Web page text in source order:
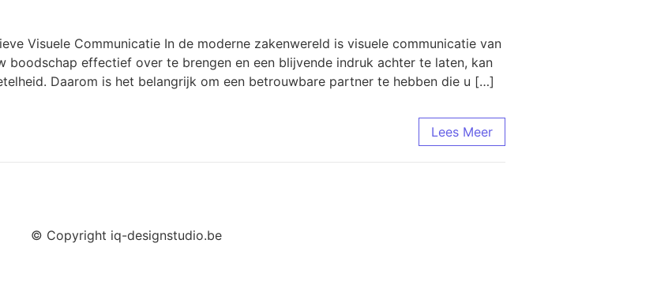
Visuele Communicatie In de moderne zakenwereld is visuele communicatie van
boodschap effectief over te brengen en een blijvende indruk achter te laten, kan
Daarom is het belangrijk om een betrouwbare partner te hebben die u […]
Lees Meer
© Copyright iq-designstudio.be